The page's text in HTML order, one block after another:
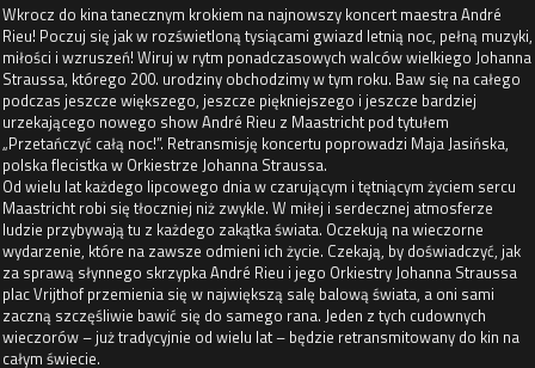
Wkrocz do kina tanecznym krokiem na najnowszy koncert maestra André
Rieu! Poczuj się jak w rozświetloną tysiącami gwiazd letnią noc, pełną muzyki,
miłości i wzruszeń! Wiruj w rytm ponadczasowych walców wielkiego Johanna
Straussa, którego 200. urodziny obchodzimy w tym roku. Baw się na całego
podczas jeszcze większego, jeszcze piękniejszego i jeszcze bardziej
urzekającego nowego show André Rieu z Maastricht pod tytułem
„Przetańczyć całą noc!”. Retransmisję koncertu poprowadzi Maja Jasińska,
polska flecistka w Orkiestrze Johanna Straussa.
Od wielu lat każdego lipcowego dnia w czarującym i tętniącym życiem sercu
Maastricht robi się tłoczniej niż zwykle. W miłej i serdecznej atmosferze
ludzie przybywają tu z każdego zakątka świata. Oczekują na wieczorne
wydarzenie, które na zawsze odmieni ich życie. Czekają, by doświadczyć, jak
za sprawą słynnego skrzypka André Rieu i jego Orkiestry Johanna Straussa
plac Vrijthof przemienia się w największą salę balową świata, a oni sami
zaczną szczęśliwie bawić się do samego rana. Jeden z tych cudownych
wieczorów – już tradycyjnie od wielu lat – będzie retransmitowany do kin na
całym świecie.